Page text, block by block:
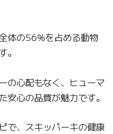
体の56%を占める動物
。
の心配もなく、ヒューマ
安心の品質が魅力です。
で、スキッパーキの健康